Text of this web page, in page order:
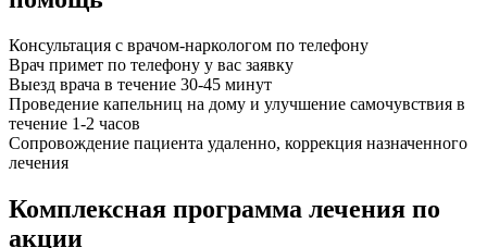
Консультация с врачом-наркологом по телефону
Врач примет по телефону у вас заявку
Выезд врача в течение 30-45 минут
Проведение капельниц на дому и улучшение самочувствия в
течение 1-2 часов
Сопровождение пациента удаленно, коррекция назначенного
лечения
Комплексная программа лечения по
акции